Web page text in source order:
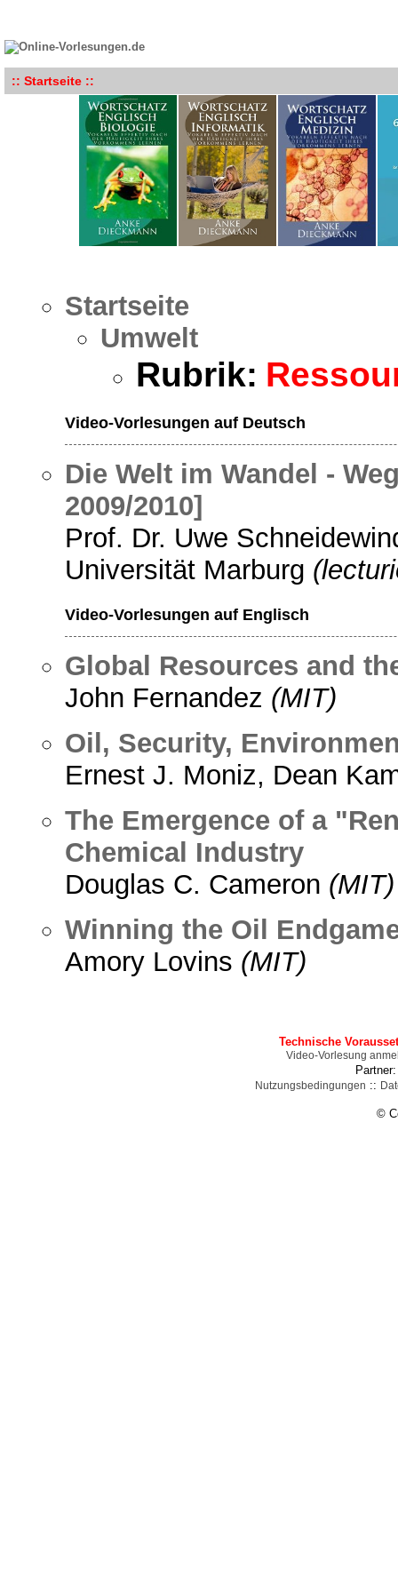
:: Startseite ::
Startseite
Umwelt
Rubrik:
Video-Vorlesungen auf Deutsch
Die Welt im Wandel -
2009/2010]
Prof. Dr. Uwe
Universität Marburg
Video-Vorlesungen auf Englisch
Global Resources and
John Fernandez (MIT)
Oil, Security,
Ernest J. Moniz, Dean
The Emergence of a
Chemical Industry
Douglas C. Cameron (MIT)
Winning the Oil
Amory Lovins (MIT)
Technische
Video-Vorlesung
Nutzungsbedingungen ::
©